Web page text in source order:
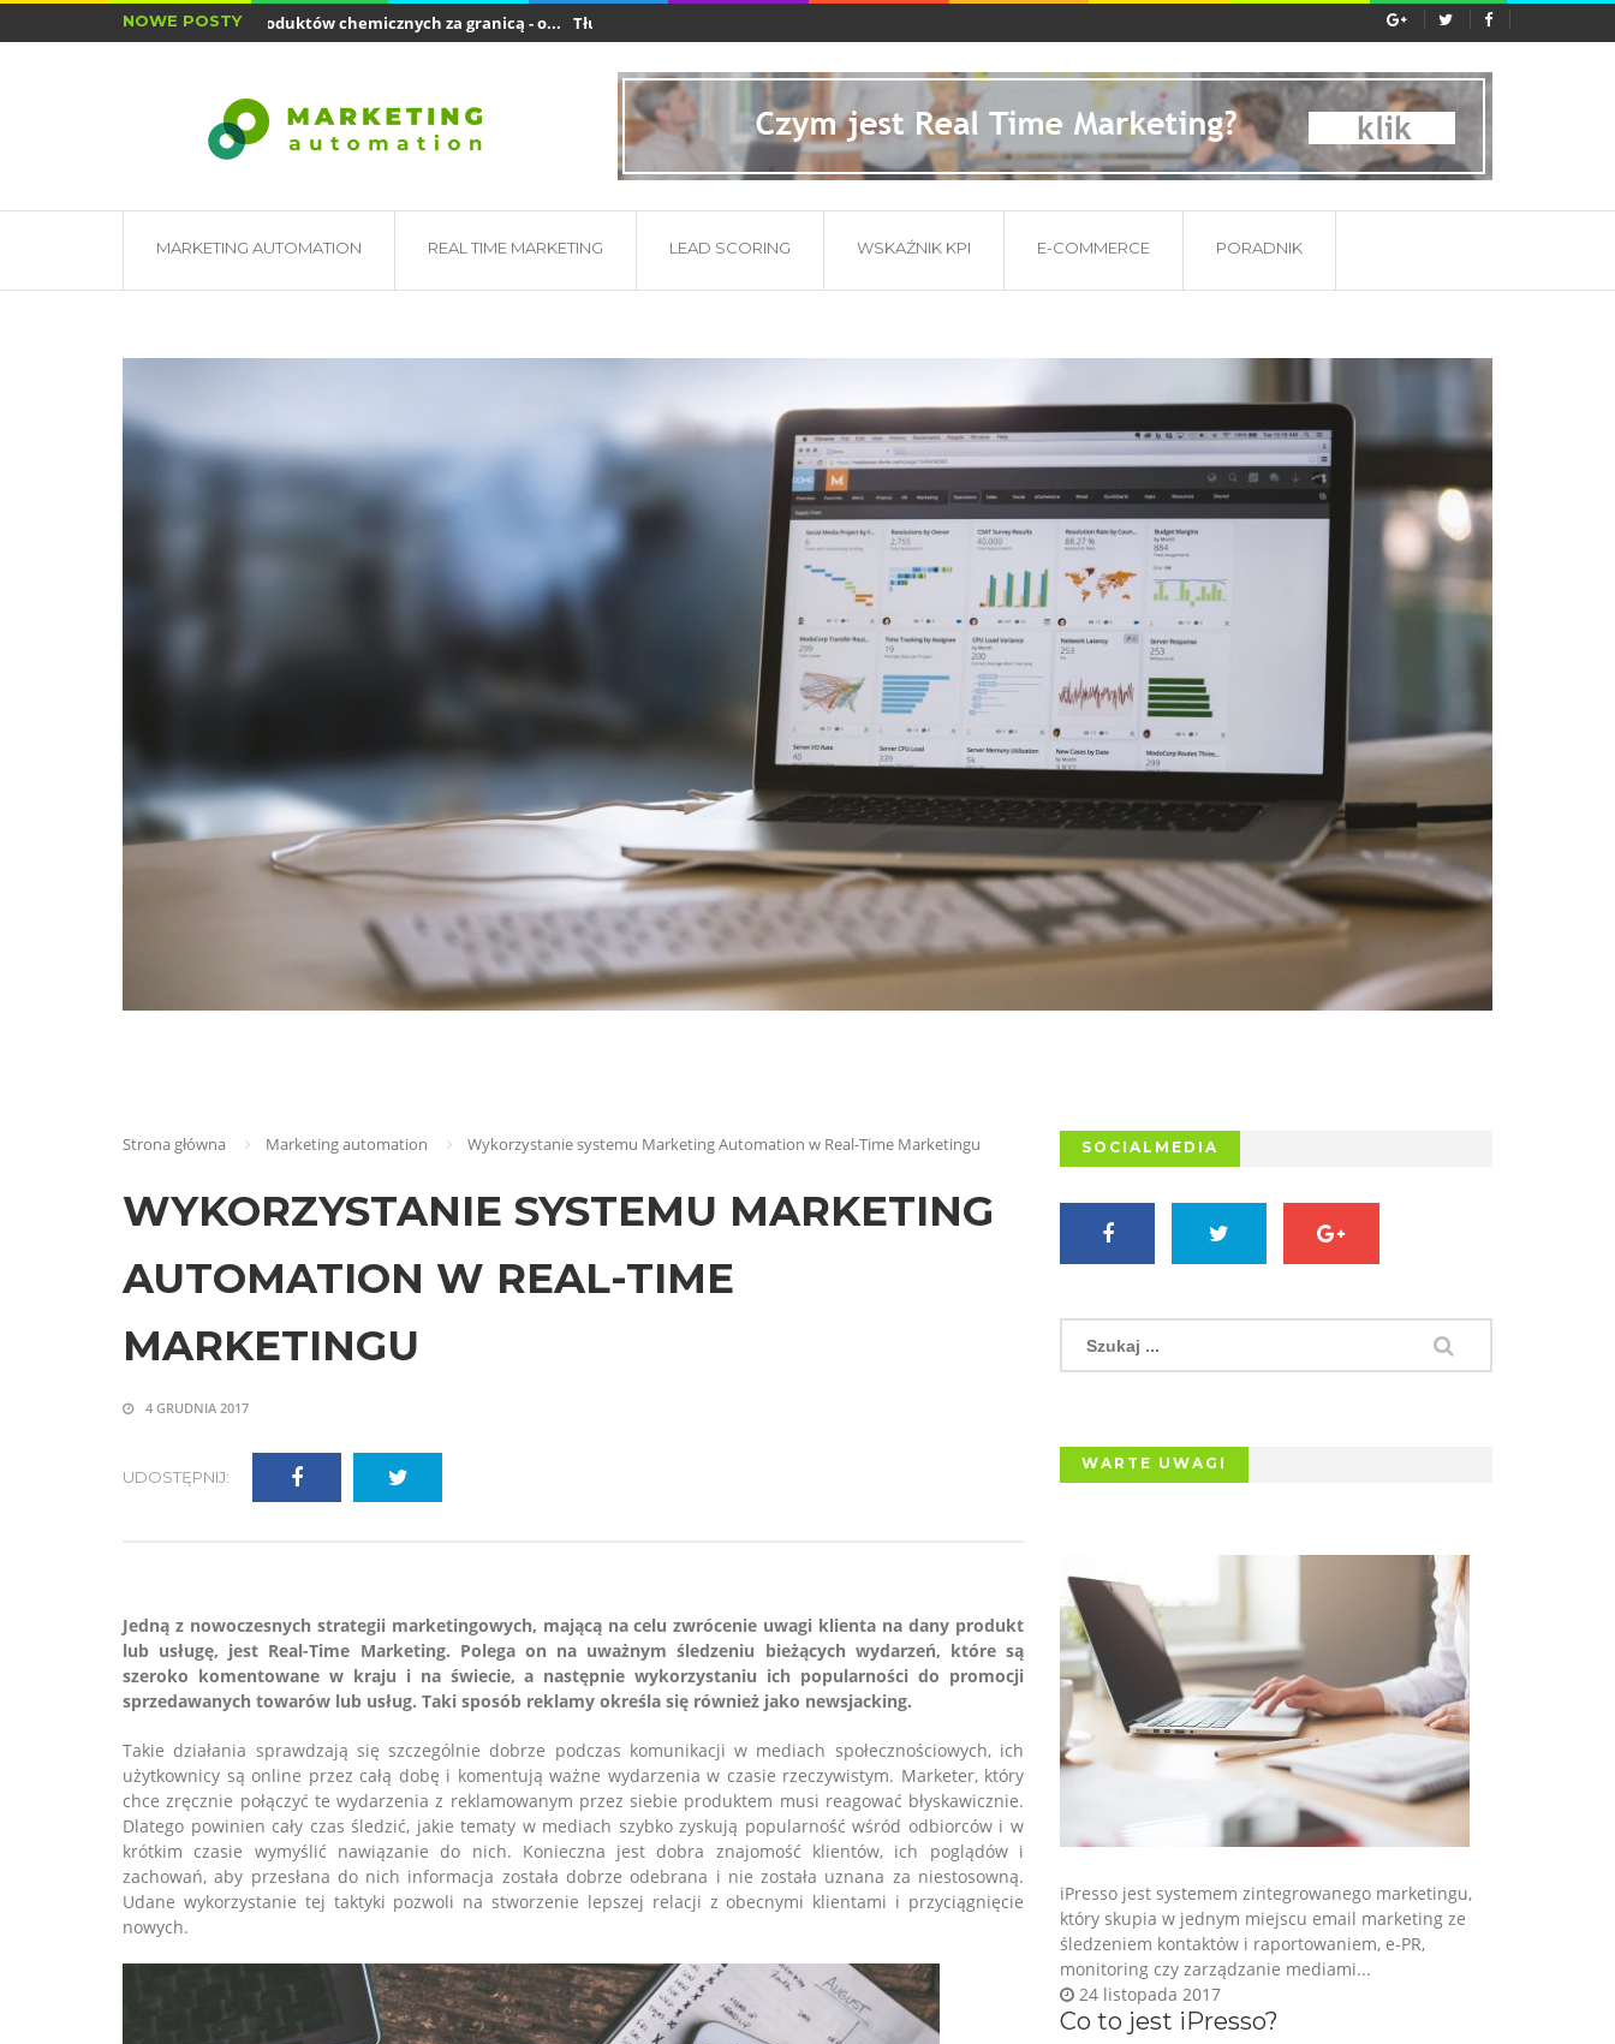
NOWE POSTY
Sprzedaż produktów chemicznych za granicą - o... Tłumaczenia dla branży e-commerce i startupów...
Jak mogę naładować baterię smartfona, aby...
MARKETING AUTOMATION REAL TIME MARKETING LEAD SCORING WSKAŹNIK KPI E-COMMERCE PORADNIK
Strona główna Marketing automation Wykorzystanie systemu Marketing Automation w Real-Time Marketingu
WYKORZYSTANIE SYSTEMU MARKETING
AUTOMATION W REAL-TIME
MARKETINGU
4 GRUDNIA 2017
UDOSTĘPNIJ:
Jedną z nowoczesnych strategii marketingowych, mającą na celu zwrócenie uwagi klienta na dany produkt
lub usługę, jest Real-Time Marketing. Polega on na uważnym śledzeniu bieżących wydarzeń, które są
szeroko komentowane w kraju i na świecie, a następnie wykorzystaniu ich popularności do promocji
sprzedawanych towarów lub usług. Taki sposób reklamy określa się również jako newsjacking.
Takie działania sprawdzają się szczególnie dobrze podczas komunikacji w mediach społecznościowych, ich
użytkownicy są online przez całą dobę i komentują ważne wydarzenia w czasie rzeczywistym. Marketer, który
chce zręcznie połączyć te wydarzenia z reklamowanym przez siebie produktem musi reagować błyskawicznie.
Dlatego powinien cały czas śledzić, jakie tematy w mediach szybko zyskują popularność wśród odbiorców i w
krótkim czasie wymyślić nawiązanie do nich. Konieczna jest dobra znajomość klientów, ich poglądów i
zachowań, aby przesłana do nich informacja została dobrze odebrana i nie została uznana za niestosowną.
Udane wykorzystanie tej taktyki pozwoli na stworzenie lepszej relacji z obecnymi klientami i przyciągnięcie
nowych.
SOCIALMEDIA
WARTE UWAGI
Co to jest iPresso?
24 listopada 2017
iPresso jest systemem zintegrowanego marketingu,
który skupia w jednym miejscu email marketing ze
śledzeniem kontaktów i raportowaniem, e-PR,
monitoring czy zarządzanie mediami...